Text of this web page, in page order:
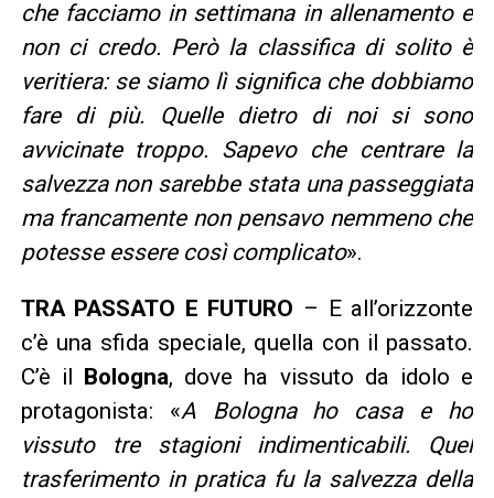
che facciamo in settimana in allenamento e
non ci credo. Però la classifica di solito è
veritiera: se siamo lì significa che dobbiamo
fare di più. Quelle dietro di noi si sono
avvicinate troppo. Sapevo che centrare la
salvezza non sarebbe stata una passeggiata
ma francamente non pensavo nemmeno che
potesse essere così complicato».
TRA PASSATO E FUTURO – E all’orizzonte
c’è una sfida speciale, quella con il passato.
C’è il Bologna, dove ha vissuto da idolo e
protagonista: «A Bologna ho casa e ho
vissuto tre stagioni indimenticabili. Quel
trasferimento in pratica fu la salvezza della